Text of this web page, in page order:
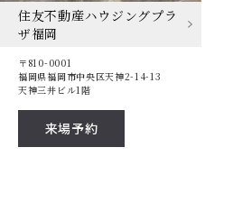
住友不動産ハウジングプラ
ザ福岡
〒810-0001
福岡県福岡市中央区天神2-14-13
天神三井ビル1階
来場予約